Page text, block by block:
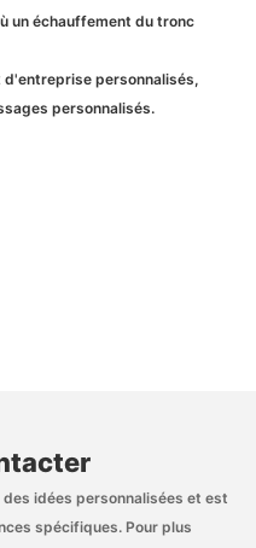
un échauffement du tronc
personnalisés,
personnalisés.
idées personnalisées et est
spécifiques. Pour plus